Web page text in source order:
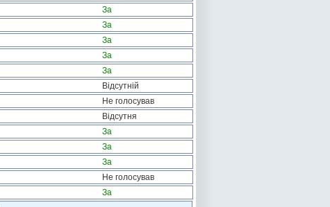
За
За
За
За
За
Відсутній
Не голосував
Відсутня
За
За
За
Не голосував
За